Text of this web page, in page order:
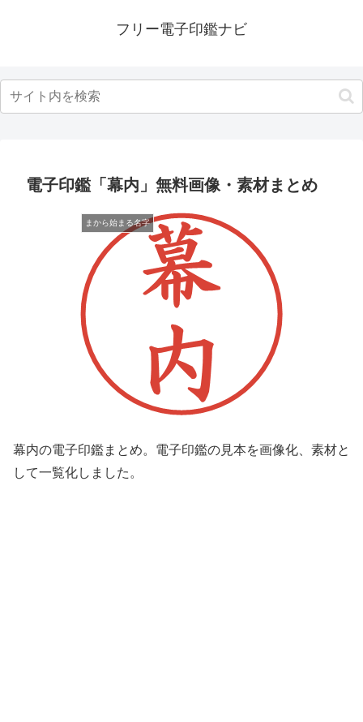
フリー電子印鑑ナビ
電子印鑑「幕内」無料画像・素材まとめ
まから始まる名字
幕内の電子印鑑まとめ。電子印鑑の見本を画像化、素材と
して一覧化しました。